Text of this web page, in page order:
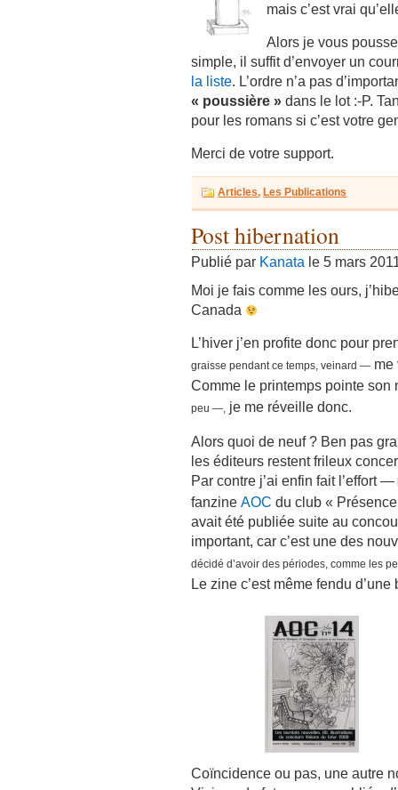
mais c’est vrai
Alors je vous
simple, il suffit d’envoyer un
la liste. L’ordre n’a pas
« poussière » dans le lot :-P.
pour les romans si c’est votre
Merci de votre support.
Articles, Les Publications
Post hibernation
Publié par Kanata le 5 mars
Moi je fais comme les ours,
Canada
L’hiver j’en profite donc pour
graisse pendant ce temps, veinard — me
Comme le printemps pointe
peu —, je me réveille donc.
Alors quoi de neuf ? Ben pas
les éditeurs restent frileux
Par contre j’ai enfin fait l’effort —
fanzineAOC du club «
avait été publiée suite au
important, car c’est une des
décidé d’avoir des périodes, comme les
Le zine c’est même fendu
Coïncidence ou pas, une autre